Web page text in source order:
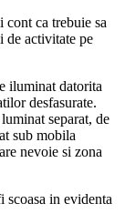
ca trebuie sa
de activitate pe
iluminat datorita
desfasurate.
separat, de
sub mobila
nevoie si zona
scoasa in evidenta